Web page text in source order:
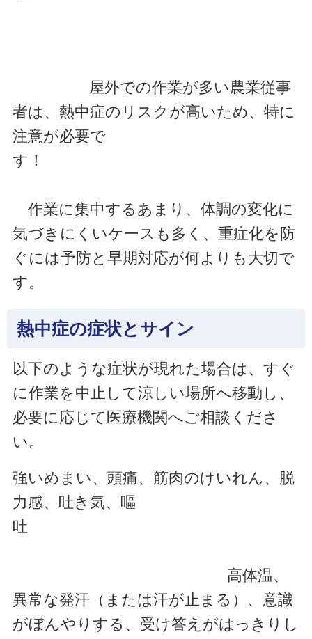
屋外での作業が多い農業従事
者は、熱中症のリスクが高いため、特に
注意が必要で
す！
作業に集中するあまり、体調の変化に
気づきにくいケースも多く、重症化を防
ぐには予防と早期対応が何よりも大切で
す。
熱中症の症状とサイン
以下のような症状が現れた場合は、すぐ
に作業を中止して涼しい場所へ移動し、
必要に応じて医療機関へご相談くださ
い。
強いめまい、頭痛、筋肉のけいれん、脱
力感、吐き気、嘔
吐
高体温、
異常な発汗（または汗が止まる）、意識
がぼんやりする、受け答えがはっきりし